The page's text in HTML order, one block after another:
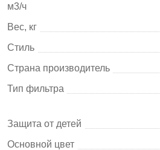
м3/ч
Вес, кг
Стиль
Страна производитель
Тип фильтра
Защита от детей
Основной цвет